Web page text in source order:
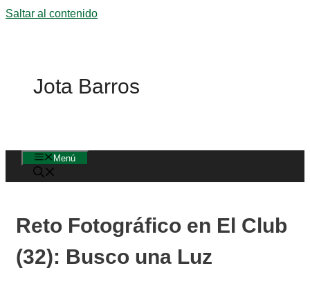
Saltar al contenido
Jota Barros
Menú
Reto Fotográfico en El Club
(32): Busco una Luz